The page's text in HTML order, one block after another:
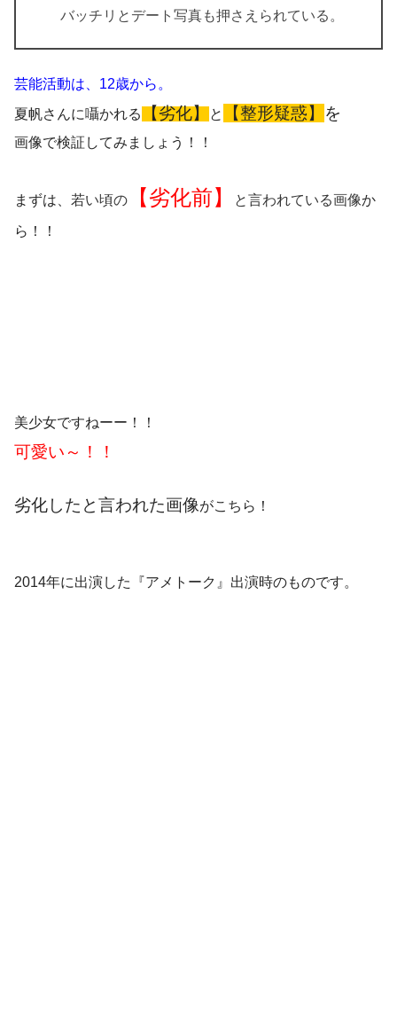
バッチリとデート写真も押さえられている。
芸能活動は、12歳から。
夏帆さんに囁かれる【劣化】と 【整形疑惑】 を
画像で検証してみましょう！！
まずは、 若い頃の 【劣化前】 と言われている画像か
ら！！
美少女ですねーー！！
可愛い～！！
劣化したと言われた画像がこちら！
2014年に出演した『アメトーク』出演時のものです。